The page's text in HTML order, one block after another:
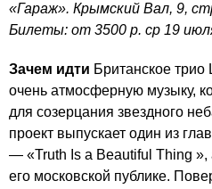
«Гараж». Крымский Вал, 9,
Билеты: от 3500 р. ср 19
Зачем идти Британское трио
очень атмосферную музыку,
для созерцания звездного
проект выпускает один из
— «Truth Is a Beautiful Thing »,
его московской публике.